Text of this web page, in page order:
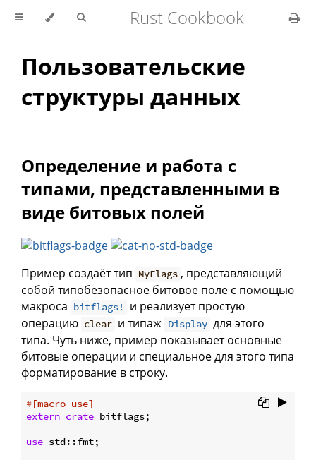
Rust Cookbook
Пользовательские
структуры данных
Определение и работа с
типами, представленными в
виде битовых полей
Пример создаёт тип MyFlags , представляющий
собой типобезопасное битовое поле с помощью
макроса bitflags!
и реализует простую
операцию clear и типаж Display для этого
типа. Чуть ниже, пример показывает основные
битовые операции и специальное для этого типа
форматирование в строку.
#[macro_use]
extern crate bitflags;
use std::fmt;